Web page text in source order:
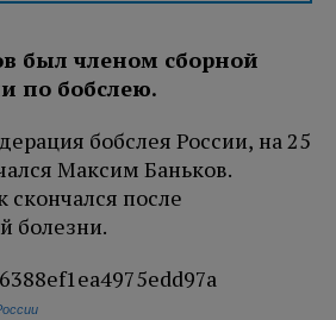
был членом сборной
по бобслею.
бобслея России, на 25
Максим Баньков.
после
болезни.